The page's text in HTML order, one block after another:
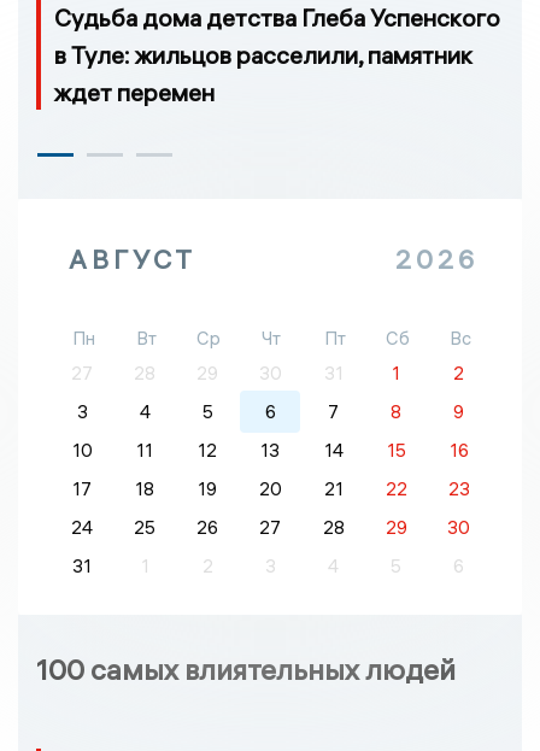
Судьба дома детства Глеба Успенского
в Туле: жильцов расселили, памятник
ждет перемен
АВГУСТ 2026
Пн Вт Ср Чт Пт Сб
Вс
27
28 29 30 31 1
2
3
4 5 6 7 8
9
10
11 12 13 14 15
16
17
18 19 20 21 22
23
24
25 26 27 28 29
30
31
1 2 3 4 5 6
100 самых влиятельных людей